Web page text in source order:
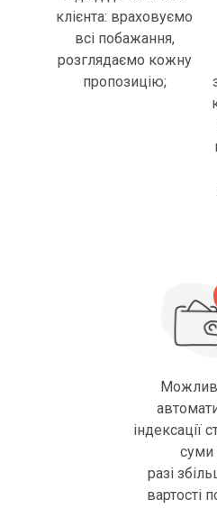
клієнта: враховуємо
всі побажання,
розглядаємо кожну
пропозицію;
індексації
суми
разі
вартості